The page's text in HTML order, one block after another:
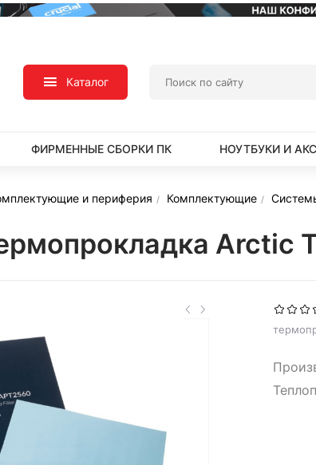
Каталог
ФИРМЕННЫЕ СБОРКИ ПК НОУТБУКИ И
и периферия Комплектующие
Arctic